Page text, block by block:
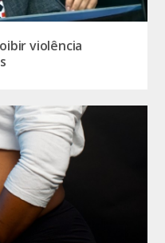
violência